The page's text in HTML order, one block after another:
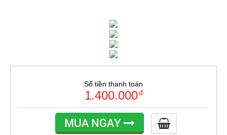
Số tiền thanh toán
1.400.000đ
MUA NGAY